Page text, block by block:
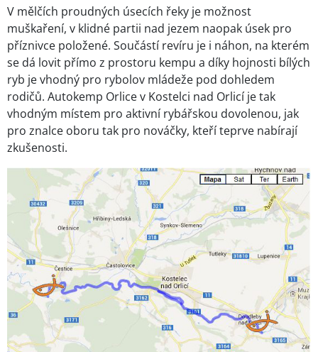
V mělčích proudných úsecích řeky je možnost
muškaření, v klidné partii nad jezem naopak úsek pro
příznivce položené. Součástí revíru je i náhon, na kterém
se dá lovit přímo z prostoru kempu a díky hojnosti bílých
ryb je vhodný pro rybolov mládeže pod dohledem
rodičů. Autokemp Orlice v Kostelci nad Orlicí je tak
vhodným místem pro aktivní rybářskou dovolenou, jak
pro znalce oboru tak pro nováčky, kteří teprve nabírají
zkušenosti.